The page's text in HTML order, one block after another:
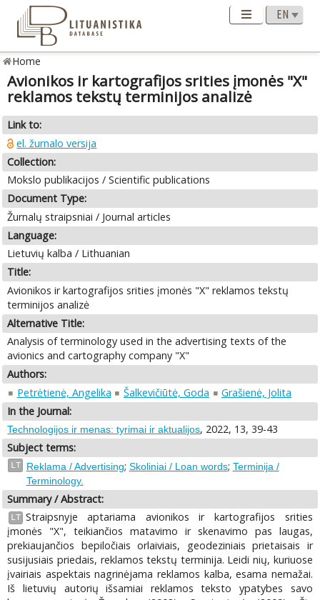
Home
Avionikos ir kartografijos srities įmonės "X"
reklamos tekstų terminijos analizė
Link to:
el. žurnalo versija
Collection:
Mokslo publikacijos / Scientific publications
Document Type:
Žurnalų straipsniai / Journal articles
Language:
Lietuvių kalba / Lithuanian
Title:
Avionikos ir kartografijos srities įmonės "X" reklamos tekstų
terminijos analizė
Alternative Title:
Analysis of terminology used in the advertising texts of the
avionics and cartography company "X"
Authors:
Petrėtienė, Angelika
Šalkevičiūtė, Goda
Grašienė, Jolita
In the Journal:
Technologijos ir menas: tyrimai ir aktualijos, 2022, 13, 39-43
Subject terms:
LT Reklama / Advertising; Skoliniai / Loan words; Terminija /
Terminology.
Summary / Abstract:
LT Straipsnyje aptariama avionikos ir kartografijos srities
įmonės "X", teikiančios matavimo ir skenavimo pas laugas,
prekiaujančios bepiločiais orlaiviais, geodeziniais prietaisais ir
susijusiais priedais, reklamos tekstų terminija. Leidi nių, kuriuose
įvairiais aspektais nagrinėjama reklamos kalba, esama nemažai.
Iš lietuvių autorių išsamiai reklamos teksto ypatybes savo